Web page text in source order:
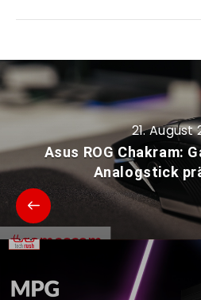
21. August
Asus ROG Chakram:
Analogstick